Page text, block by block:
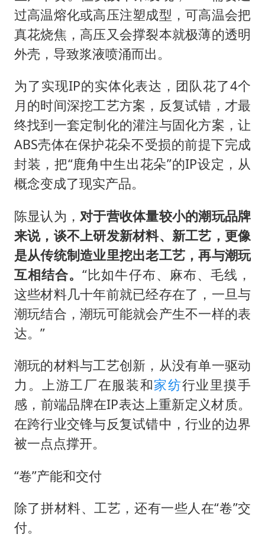
过高温熔化或高压注塑成型，可高温会把
真花烧焦，高压又会撑裂本就极薄的透明
外壳，导致浆液喷涌而出。
为了实现IP的实体化表达，团队花了4个
月的时间深挖工艺方案，反复试错，才最
终找到一套定制化的灌注与固化方案，让
ABS壳体在保护花朵不受损的前提下完成
封装，把“鹿角中生出花朵”的IP设定，从
概念变成了现实产品。
陈显认为，对于营收体量较小的潮玩品牌
来说，谈不上研发新材料、新工艺，更像
是从传统制造业里挖出老工艺，再与潮玩
互相结合。“比如牛仔布、麻布、毛线，
这些材料几十年前就已经存在了，一旦与
潮玩结合，潮玩可能就会产生不一样的表
达。”
潮玩的材料与工艺创新，从没有单一驱动
力。上游工厂在服装和家纺行业里摸手
感，前端品牌在IP表达上重新定义材质。
在跨行业交锋与反复试错中，行业的边界
被一点点撑开。
“卷”产能和交付
除了拼材料、工艺，还有一些人在“卷”交
付。